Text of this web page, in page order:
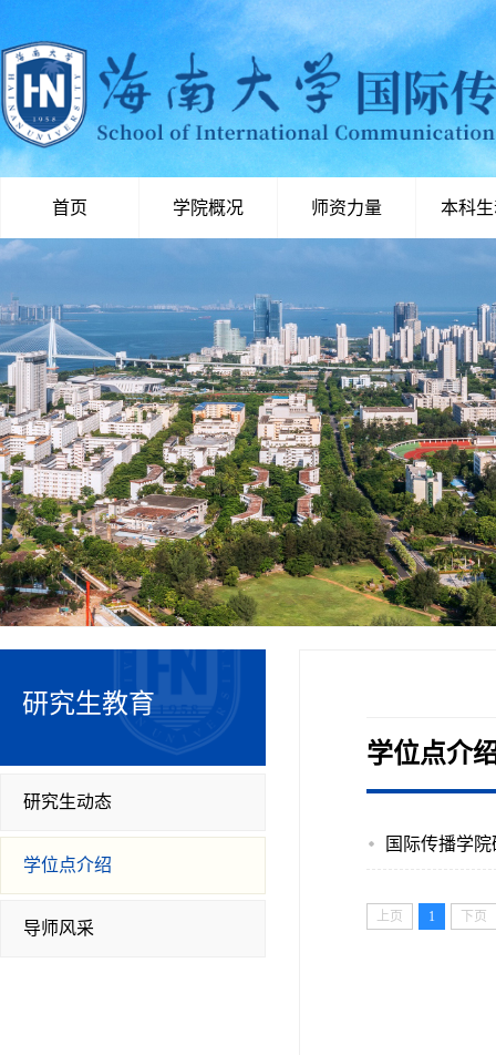
首页 学院概况 师资力量 本科
研究生教育
研究生动态
学位点介绍
导师风采
学位点介
国际传播学
上页 1 下页